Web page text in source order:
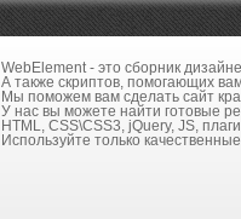
WebElement - это сборник
А также скриптов, помогающих
Мы поможем вам сделать сайт
У нас вы можете найти готовые
HTML, CSS\CSS3, jQuery, JS,
Используйте только